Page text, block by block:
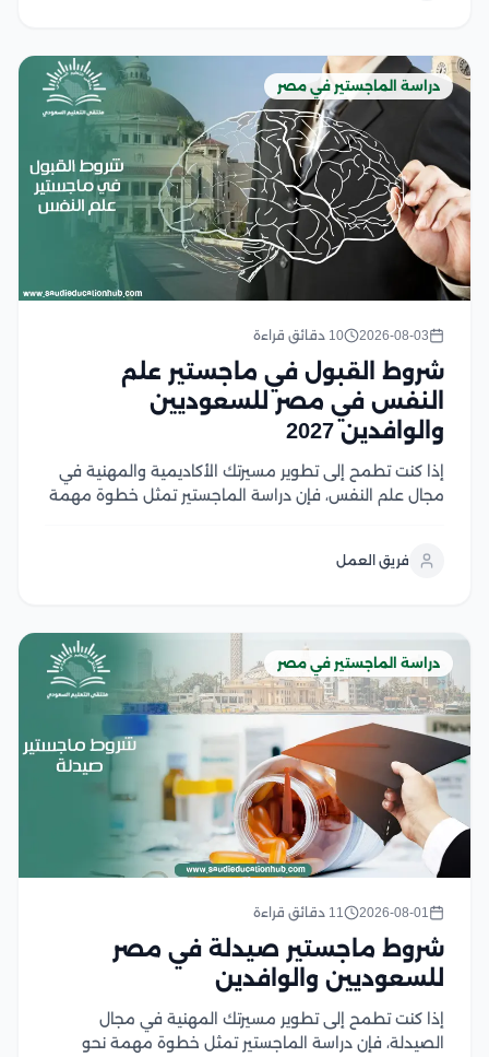
دراسة الماجستير في مصر
2026-08-03 10 دقائق قراءة
شروط القبول في ماجستير علم
النفس في مصر للسعوديين
والوافدين 2027
إذا كنت تطمح إلى تطوير مسيرتك الأكاديمية والمهنية في
مجال علم النفس، فإن دراسة الماجستير تمثل خطوة مهمة
استعدادك الكامل، وفي هذا المقال نستعرض...
فريق العمل
دراسة الماجستير في مصر
2026-08-01 11 دقائق قراءة
شروط ماجستير صيدلة في مصر
للسعوديين والوافدين
إذا كنت تطمح إلى تطوير مسيرتك المهنية في مجال
الصيدلة، فإن دراسة الماجستير تمثل خطوة مهمة نحو